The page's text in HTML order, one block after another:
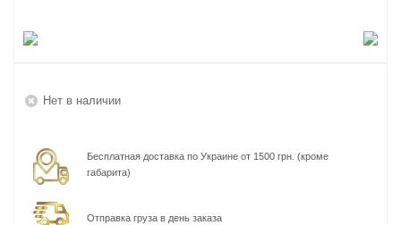
Нет в наличии
Бесплатная доставка по Украине от 1500 грн. (кроме
габарита)
Отправка груза в день заказа